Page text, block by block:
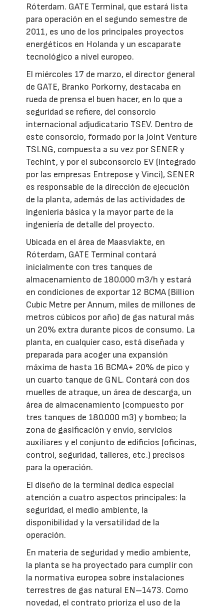
Róterdam. GATE Terminal, que estará lista
para operación en el segundo semestre de
2011, es uno de los principales proyectos
energéticos en Holanda y un escaparate
tecnológico a nivel europeo.
El miércoles 17 de marzo, el director general
de GATE, Branko Porkorny, destacaba en
rueda de prensa el buen hacer, en lo que a
seguridad se refiere, del consorcio
internacional adjudicatario TSEV. Dentro de
este consorcio, formado por la Joint Venture
TSLNG, compuesta a su vez por SENER y
Techint, y por el subconsorcio EV (integrado
por las empresas Entrepose y Vinci), SENER
es responsable de la dirección de ejecución
de la planta, además de las actividades de
ingeniería básica y la mayor parte de la
ingeniería de detalle del proyecto.
Ubicada en el área de Maasvlakte, en
Róterdam, GATE Terminal contará
inicialmente con tres tanques de
almacenamiento de 180.000 m3/h y estará
en condiciones de exportar 12 BCMA (Billion
Cubic Metre per Annum, miles de millones de
metros cúbicos por año) de gas natural más
un 20% extra durante picos de consumo. La
planta, en cualquier caso, está diseñada y
preparada para acoger una expansión
máxima de hasta 16 BCMA+ 20% de pico y
un cuarto tanque de GNL. Contará con dos
muelles de atraque, un área de descarga, un
área de almacenamiento (compuesto por
tres tanques de 180.000 m3) y bombeo; la
zona de gasificación y envío, servicios
auxiliares y el conjunto de edificios (oficinas,
control, seguridad, talleres, etc.) precisos
para la operación.
El diseño de la terminal dedica especial
atención a cuatro aspectos principales: la
seguridad, el medio ambiente, la
disponibilidad y la versatilidad de la
operación.
En materia de seguridad y medio ambiente,
la planta se ha proyectado para cumplir con
la normativa europea sobre instalaciones
terrestres de gas natural EN–1473. Como
novedad, el contrato prioriza el uso de la